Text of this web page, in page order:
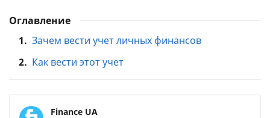
Оглавление
1. Зачем вести учет личных финансов
2. Как вести этот учет
Finance UA